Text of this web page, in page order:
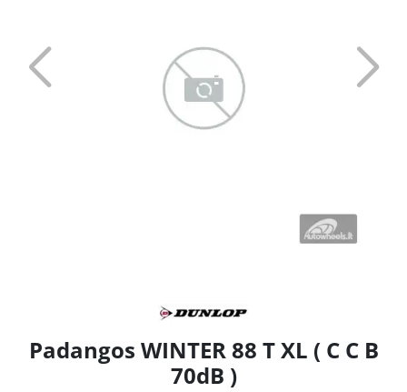
Padangos WINTER 88 T XL ( C C B
70dB )